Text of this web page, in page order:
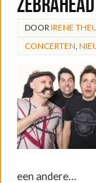
DOOR IRENE
CONCERTEN
een andere…